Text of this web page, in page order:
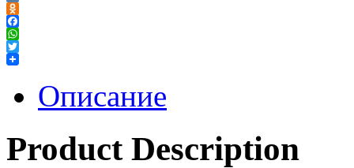
VK
Odnoklassniki
Facebook
WhatsApp
Twitter
Описание
Product Description